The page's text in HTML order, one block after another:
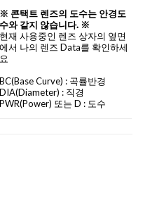
※ 콘택트 렌즈의 도수는 안경도
수와 같지 않습니다. ※
현재 사용중인 렌즈 상자의 옆면
에서 나의 렌즈 Data를 확인하세
요
BC(Base Curve) : 곡률반경
DIA(Diameter) : 직경
PWR(Power) 또는 D : 도수